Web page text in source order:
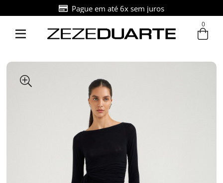
Entre com email ou cpf/cnpj
Pague em até 6x sem juros
0